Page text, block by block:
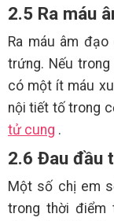
2.5 Ra máu
Ra máu âm
trứng. Nếu
có một ít máu
nội tiết tố trong
tử cung .
2.6 Đau đầu
Một số chị em
trong thời điểm